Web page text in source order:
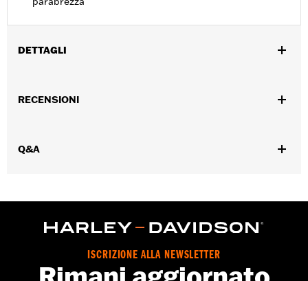
DETTAGLI
utilizzabile con imbottiture cruscotto carenatura. I modelli dotati
Profondità:
Venduti singolarmente:Ciascuno
UDM altezza materiale:Pollici
22.25 Inches
Contenuto della confezione:Borsa e bulloneria di montaggio
RECENSIONI
Q&A
ISCRIZIONE ALLA NEWSLETTER